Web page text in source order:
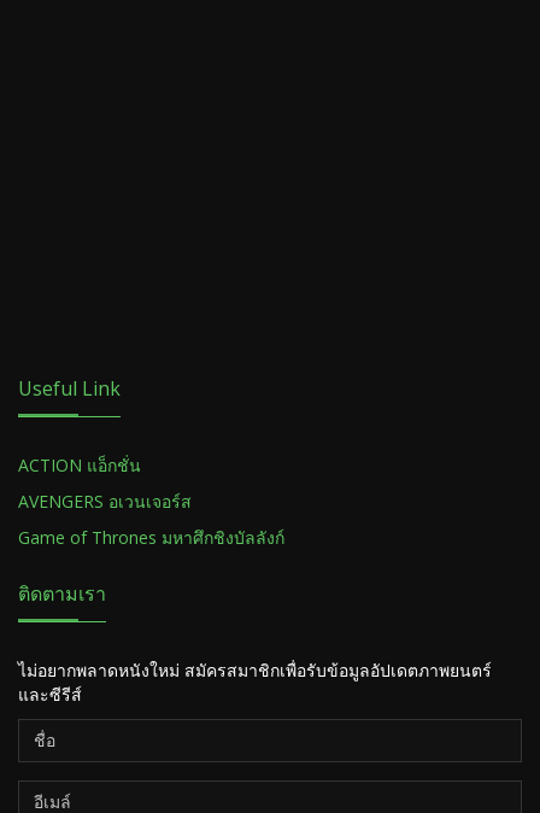
Useful Link
ACTION แอ็กชั่น
AVENGERS อเวนเจอร์ส
Game of Thrones มหาศึกชิงบัลลังก์
ติดตามเรา
ไม่อยากพลาดหนังใหม่ สมัครสมาชิกเพื่อรับข้อมูลอัปเดตภาพยนตร์
และซีรีส์